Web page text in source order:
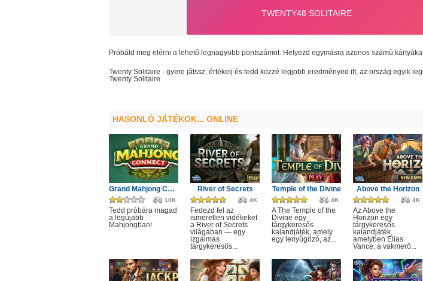
Próbáld meg elérni a lehető legnagyobb pontszámot. Helyezd egymásra azonos számú
Twenty Solitaire - gyere játssz, értékelj és tedd közzé legjobb eredményed itt, az ország egyik
Twenty Solitaire
HASONLÓ JÁTÉKOK... ONLINE
Grand Mahjong Connect
10K
Tedd próbára magad
a legújabb
Mahjongban!
River of Secrets
4K
Fedezd fel az
ismeretlen vidékeket
a River of Secrets
világában — egy
izgalmas
tárgykeresős...
Temple of the Divine
4K
A The Temple of the
Divine egy
tárgykeresős
kalandjáték, amely
egy lenyűgöző, az...
Above the Horizon
4K
Az Above the
Horizon egy
tárgykeresős
kalandjáték,
amelyben Elias
Vance, a vakmerő...